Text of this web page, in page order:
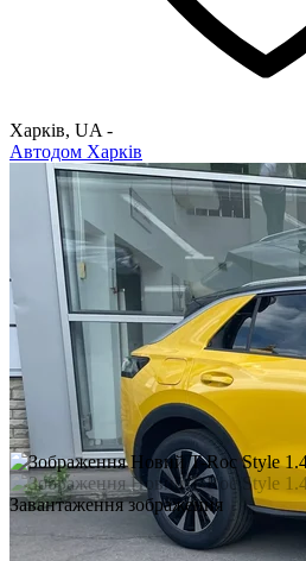
Харків, UA-
Автодом Харків
Завантаження зображення